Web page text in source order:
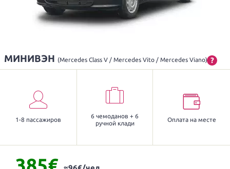
МИНИВЭН (Mercedes Class V / Mercedes Vito / Mercedes Viano) ?
1-8 пассажиров
6 чемоданов + 6
ручной клади
Оплата на месте